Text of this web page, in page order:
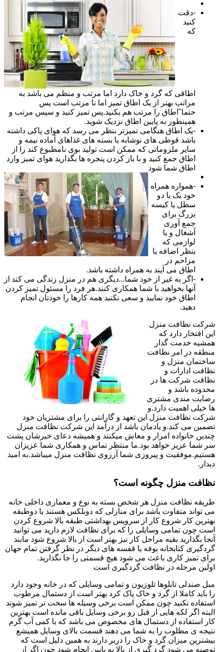
-دقت
کنید
که
اطاقی که گرد و خاک دارد اما مرتب و منظم می باشد به
مراتب بهتر از یک اطاق تمیز اما نا مرتب است پس
حتما"اطاق را مرتب هم بکنید.پس تمیز کنید و سپس مرتب و
همینطور به پایین اطاق نزدیک شوید.
-یک اطاق هنگامی تمیزتر بنظر می رسد که هوای پاکی داشته
باشد قوطی های نوشابه یا بسته های غذاهای آماده نیمه و
سایر ملزوماتی که ممکن است تولید بوی نامطبوع کند را از
اطاق جمع کنید و با باز کردن پنجره ها بگذارید هوای تمیز وارد
اطاق شما شود
-همواره همراه
خود یک یا دو
سطل یا کیسه
بزرگ برای
جمع آوری
آشغال و یا
لوازمی که
بنظر اضافه یا
مزاحم در
اطاق می آیند به همراه داشته باشد.
-اگر به غیر از خود شما...دیگری هم در منزل زندگی می کند از
آنها بخواهید با شما همکاری کنند.هر فرد را مسئول تمیز کردن
اطاق خود نمایید و سعی نکنید همه کارها را خودتان انجام
دهید.
شرکت نظافت منزل
این افتخار دارد که
همشیه خدمت گذار
منطقه در امر نظافت
ساختمان منزل و
نظافت ادارات و
نظافت شرکت ها در
محدوده باشد و
رضایت مندی مشتری
ها خیلی اهمیت دارد.و
شرکت نظافت منزل این تعهد و گارانتی را برای مشتریان خود
تضمین می کند.و یادمان باشد از درآمد این شرکت نظافت منزل
چندین خانواده امرار و معاش میکنند و همیشه دعای خیرشان پشت
سر شما عزیز خواهد بود.ما منتظر تماس و همکاری شما عزیزان
هستیم.موفقیت و پیروزی شما آرزوی نظافت منزل میباشد.به امید
دیدار.
نظافت منزل چگونه است؟
طریقه نظافت منزل هر شخص بسته به نوع و معماری داخلی خانه
می تواند متفاوت باشد برای منازلی که دوبلکس هستند یا دوطبقه
بهترین کار شروع کار از سرویس بهداشتی طبقه بالا شروع کردن
است چون تمامی وسایلی را که برای نظافت لازم دارید می توانید
آنجا بگذارید بقیه مراحل کار نیز بهتر است از بالا شروع شود مانند
گردگیری کتابخانه بوفه یا قفسه های دیگر در نظر گرفتن تمام جهان
برای تمیز کاری باعث می شود هیچ قسمتی را جا نگذارید.
اولین مرحله در نظافت گردگیری است
مبل صندلی تابلوها تلوزیون و تمامی وسایلی که در خانه وجود دارد
را باید کاملا از گرد و خاک پاک کرد بهتر است از دستمال مرطوب
استفاده نکنید چون ممکن است برخی وسیله ها سخت تر تمیز شوند
البته اگر لکه هایی از قبل رو برخی وسایل باقی مانده است بهترین
کار استفاده از دستمال های مخصوص می باشد که با کمی آب گرم
نتیجه ی مطلوب را به شما می دهند قسمت بالای وسایل همیشع
بیشترین میزان گرد و خاک را دربر دارند به همین دلیل است که
توصیه می شود گرد گیری از بالا به پایین انجام شود چون اگر از